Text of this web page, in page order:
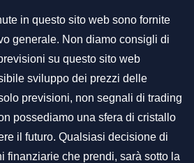
in questo sito web sono fornite
generale. Non diamo consigli di
su questo sito web
sviluppo dei prezzi delle
previsioni, non segnali di trading
possediamo una sfera di cristallo
il futuro. Qualsiasi decisione di
finanziarie che prendi, sarà sotto la